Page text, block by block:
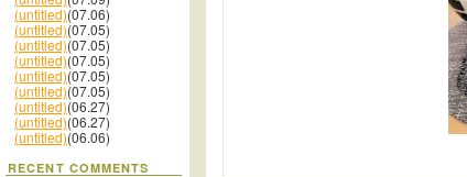
(untitled)(07.06)
(untitled)(07.05)
(untitled)(07.05)
(untitled)(07.05)
(untitled)(07.05)
(untitled)(07.05)
(untitled)(06.27)
(untitled)(06.27)
(untitled)(06.06)
RECENT COMMENTS